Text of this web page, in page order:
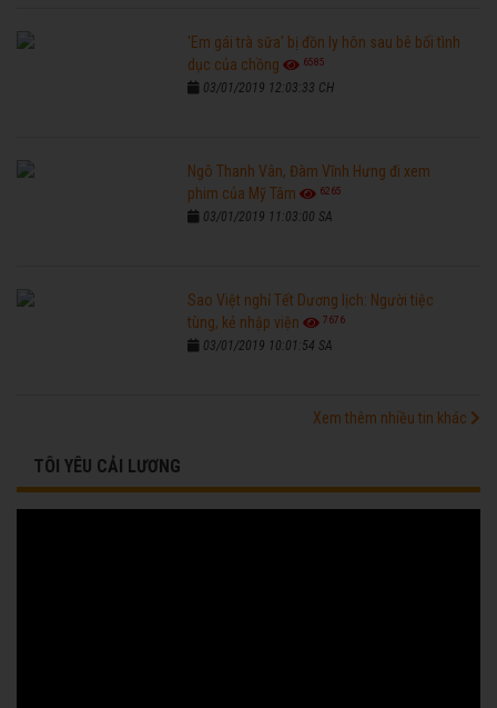
'Em gái trà sữa' bị đồn ly hôn sau bê bối tình
dục của chồng
6585
03/01/2019 12:03:33 CH
Ngô Thanh Vân, Đàm Vĩnh Hưng đi xem
phim của Mỹ Tâm
6265
03/01/2019 11:03:00 SA
Sao Việt nghỉ Tết Dương lịch: Người tiệc
tùng, kẻ nhập viện
7676
03/01/2019 10:01:54 SA
Xem thêm nhiều tin khác
TÔI YÊU CẢI LƯƠNG